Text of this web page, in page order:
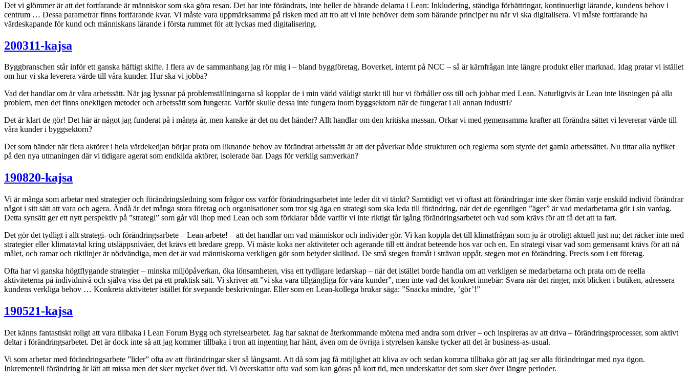
Det vi glömmer är att det fortfarande är människor som ska göra resan. Det har inte förändrats, inte heller de bärande delarna i Lean: Inkludering, ständiga förbättringar, kontinuerligt lärande, kundens behov i
centrum … Dessa parametrar finns fortfarande kvar. Vi måste vara uppmärksamma på risken med att tro att vi inte behöver dem som bärande principer nu när vi ska digitalisera. Vi måste fortfarande ha
värdeskapande för kund och människans lärande i första rummet för att lyckas med digitalisering.
200311-kajsa
Byggbranschen står inför ett ganska häftigt skifte. I flera av de sammanhang jag rör mig i – bland byggföretag, Boverket, internt på NCC – så är kärnfrågan inte längre produkt eller marknad. Idag pratar vi istället
om hur vi ska leverera värde till våra kunder. Hur ska vi jobba?
Vad det handlar om är våra arbetssätt. När jag lyssnar på problemställningarna så kopplar de i min värld väldigt starkt till hur vi förhåller oss till och jobbar med Lean. Naturligtvis är Lean inte lösningen på alla
problem, men det finns onekligen metoder och arbetssätt som fungerar. Varför skulle dessa inte fungera inom byggsektorn när de fungerar i all annan industri?
Det är klart de gör! Det här är något jag funderat på i många år, men kanske är det nu det händer? Allt handlar om den kritiska massan. Orkar vi med gemensamma krafter att förändra sättet vi levererar värde till
våra kunder i byggsektorn?
Det som händer när flera aktörer i hela värdekedjan börjar prata om liknande behov av förändrat arbetssätt är att det påverkar både strukturen och reglerna som styrde det gamla arbetssättet. Nu tittar alla nyfiket
på den nya utmaningen där vi tidigare agerat som endkilda aktörer, isolerade öar. Dags för verklig samverkan?
190820-kajsa
Vi är många som arbetar med strategier och förändringsledning som frågor oss varför förändringsarbetet inte leder dit vi tänkt? Samtidigt vet vi oftast att förändringar inte sker förrän varje enskild individ förändrar
något i sitt sätt att vara och agera. Ändå är det många stora företag och organisationer som tror sig äga en strategi som ska leda till förändring, när det de egentligen ”äger” är vad medarbetarna gör i sin vardag.
Detta synsätt ger ett nytt perspektiv på ”strategi” som går väl ihop med Lean och som förklarar både varför vi inte riktigt får igång förändringsarbetet och vad som krävs för att få det att ta fart.
Det gör det tydligt i allt strategi- och förändringsarbete – Lean-arbete! – att det handlar om vad människor och individer gör. Vi kan koppla det till klimatfrågan som ju är otroligt aktuell just nu; det räcker inte med
strategier eller klimatavtal kring utsläppsnivåer, det krävs ett bredare grepp. Vi måste koka ner aktiviteter och agerande till ett ändrat beteende hos var och en. En strategi visar vad som gemensamt krävs för att nå
målet, och ramar och riktlinjer är nödvändiga, men det är vad människorna verkligen gör som betyder skillnad. De små stegen framåt i strävan uppåt, stegen mot en förändring. Precis som i ett företag.
Ofta har vi ganska högtflygande strategier – minska miljöpåverkan, öka lönsamheten, visa ett tydligare ledarskap – när det istället borde handla om att verkligen se medarbetarna och prata om de reella
aktiviteterna på individnivå och själva visa det på ett praktisk sätt. Vi skriver att ”vi ska vara tillgängliga för våra kunder”, men inte vad det konkret innebär: Svara när det ringer, möt blicken i butiken, adressera
kundens verkliga behov … Konkreta aktiviteter istället för svepande beskrivningar. Eller som en Lean-kollega brukar säga: ”Snacka mindre, ’gör’!”
190521-kajsa
Det känns fantastiskt roligt att vara tillbaka i Lean Forum Bygg och styrelsearbetet. Jag har saknat de återkommande mötena med andra som driver – och inspireras av att driva – förändringsprocesser, som aktivt
deltar i förändringsarbetet. Det är dock inte så att jag kommer tillbaka i tron att ingenting har hänt, även om de övriga i styrelsen kanske tycker att det är business-as-usual.
Vi som arbetar med förändringsarbete ”lider” ofta av att förändringar sker så långsamt. Att då som jag få möjlighet att kliva av och sedan komma tillbaka gör att jag ser alla förändringar med nya ögon.
Inkrementell förändring är lätt att missa men det sker mycket över tid. Vi överskattar ofta vad som kan göras på kort tid, men underskattar det som sker över längre perioder.